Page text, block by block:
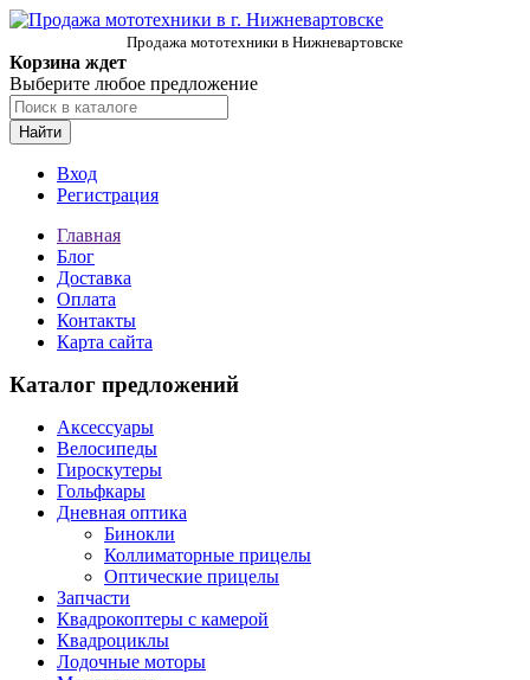
Продажа мототехники в Нижневартовске
Корзина ждет
Выберите любое предложение
Найти
Вход
Регистрация
Главная
Блог
Доставка
Оплата
Контакты
Карта сайта
Каталог предложений
Аксессуары
Велосипеды
Гироскутеры
Гольфкары
Дневная оптика
Бинокли
Коллиматорные прицелы
Оптические прицелы
Запчасти
Квадрокоптеры с камерой
Квадроциклы
Лодочные моторы